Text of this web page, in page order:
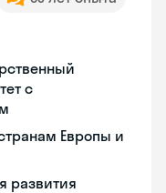
с
Европы и
развития